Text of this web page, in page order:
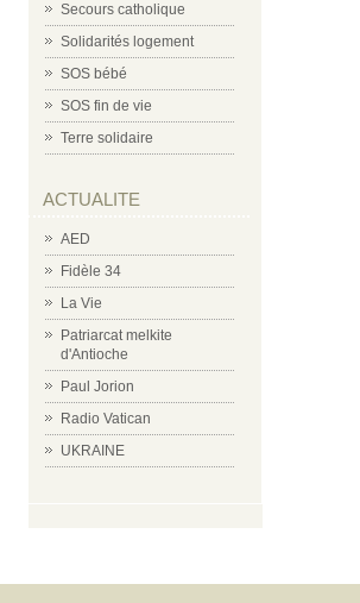
Secours catholique
Solidarités logement
SOS bébé
SOS fin de vie
Terre solidaire
ACTUALITE
AED
Fidèle 34
La Vie
Patriarcat melkite
d'Antioche
Paul Jorion
Radio Vatican
UKRAINE